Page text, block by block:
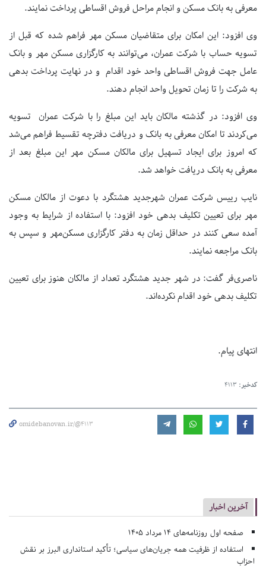
معرفی به بانک مسکن و انجام مراحل فروش اقساطی پرداخت نمایند.
وی افزود: این امکان برای متقاضیان مسکن مهر فراهم شده که قبل از
تسویه حساب با شرکت عمران، می‌توانند به کارگزاری مسکن مهر و بانک
عامل جهت فروش اقساطی واحد خود اقدام و در نهایت پرداخت بدهی
به شرکت را تا زمان تحویل واحد انجام دهند.
وی افزود: در گذشته مالکان باید این مبلغ را با شرکت عمران تسویه
می‌کردند تا امکان معرفی به بانک و دریافت دفترچه تقسیط فراهم می‌شد
که امروز برای ایجاد تسهیل برای مالکان مسکن مهر این مبلغ بعد از
معرفی به بانک دریافت خواهد شد.
نایب رییس شرکت عمران شهرجدید هشتگرد با دعوت از مالکان مسکن
مهر برای تعیین تکلیف بدهی خود افزود: با استفاده از شرایط به وجود
آمده سعی کنند در حداقل زمان به دفتر کارگزاری مسکن‌مهر و سپس به
بانک مراجعه نمایند.
ناصری‌فر گفت: در شهر جدید هشتگرد تعداد از مالکان هنوز برای تعیین
تکلیف بدهی خود اقدام نکرده‌اند.
انتهای پیام.
کدخبر: 4113
omidebanovan.ir/@4113
آخرین اخبار
صفحه اول روزنامه‌های 14 مرداد 1405
استفاده از ظرفیت همه جریان‌های سیاسی؛ تأکید استانداری البرز بر نقش
احزاب